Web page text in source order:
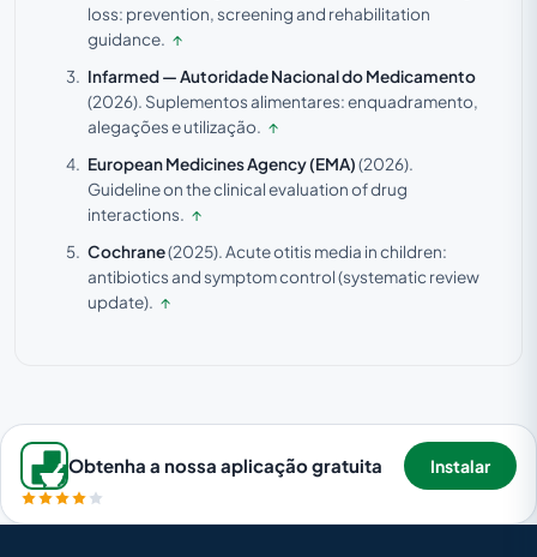
loss: prevention, screening and rehabilitation
guidance. ↑
Infarmed — Autoridade Nacional do Medicamento
(2026). Suplementos alimentares: enquadramento,
alegações e utilização. ↑
European Medicines Agency (EMA)(2026).
Guideline on the clinical evaluation of drug
interactions. ↑
Cochrane(2025).Acute otitis media in children:
antibiotics and symptom control (systematic review
update). ↑
Obtenha a nossa aplicação gratuita Instalar